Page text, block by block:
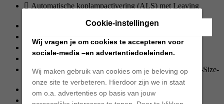
Automatische koplampactivering (ALS) met Leaving
Beschermingssysteem voor inzittenden pro-actief
Elektron. differentieelblokkering (EDS)
Isofix-houder voor Kinderzitje aan Achterbank (incl. i-Size-
Kinderstoel)
Koplamphoogteregeling
Mistachterlicht
Cookie-instellingen
Wij vragen je om cookies te accepteren voor
sociale-media –en advertentiedoeleinden.
Wij maken gebruik van cookies om je beleving op
onze site te verbeteren. Hierdoor zijn we in staat
om o.a. advertenties op basis van jouw